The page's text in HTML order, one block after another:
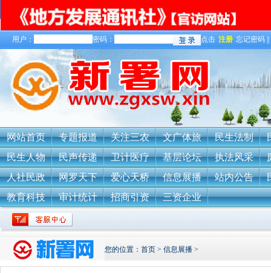
用户： 密码： 点击 注册 忘记密码 ||
网站首页 专题报道 关注三农 文广体旅 民生法制
民生人物
民声传递 卫计医疗 基层论坛 执法风采
人社民政
网罗天下 爱心天桥 信息展播 站内公告
教育科技
审计统计 招商引资 三资企业
您的位置： 首页 > 信息展播 >